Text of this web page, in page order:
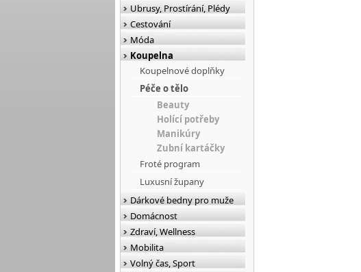
Ubrusy, Prostírání, Plédy
Cestování
Móda
Koupelna
Koupelnové doplňky
Péče o tělo
Beauty
Holící potřeby
Manikúry
Zubní kartáčky
Froté program
Luxusní župany
Dárkové bedny pro muže
Domácnost
Zdraví, Wellness
Mobilita
Volný čas, Sport